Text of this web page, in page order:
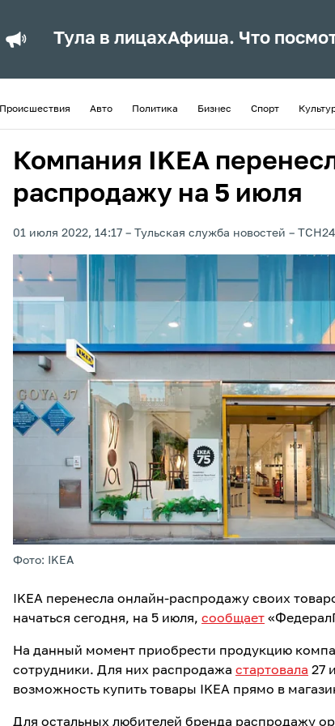
Тула в лицахАфиша. Что
Происшествия Авто Политика Бизнес Спорт
Компания IKEA
распродажу на 5 июля
01 июля 2022, 14:17 Тульская служба новостей ТСН24
Фото: IKEA
IKEA перенесла онлайн-распродажу своих
начаться сегодня, на 5 июля, сообщает
На данный момент приобрести продукцию
сотрудники. Для них распродажа стартовала 27
возможность купить товары IKEA прямо в
Для остальных любителей бренда распродажу